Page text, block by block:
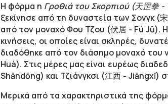
H φόρμα η Γροθιά του Σκορπιού (天罡拳 -
ξεκίνησε από τη δυναστεία των Σονγκ (
από τον μοναχό Φου Τζου (伏居 - Fú Jū).
κινήσεις, οι οποίες είναι σκληρές,
διαδόθηκε από τον διάσημο μοναχό του
Huà). Στις μέρες μας είναι ευρέως
Shāndōng) και Τζιάνγκσι (江西 - Jiāngxī)
Μερικά από τα χαρακτηριστικά της